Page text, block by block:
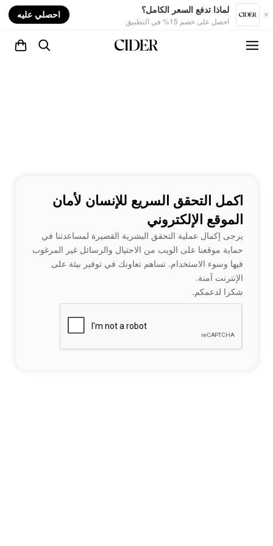
لماذا تدفع السعر الكامل؟
احصل على خصم 15% في التطبيق
احصلي عليه
اكمل التحقق السريع للإنسان لأمان
الموقع الإلكتروني
يرجى إكمال عملية التحقق البشرية القصيرة لمساعدتنا في
حماية موقعنا على الويب من الاحتيال والرسائل غير المرغوب
فيها وسوء الاستخدام. تساهم تعاونك في توفير بيئة على
الإنترنت آمنة.
شكرا لدعمكم.